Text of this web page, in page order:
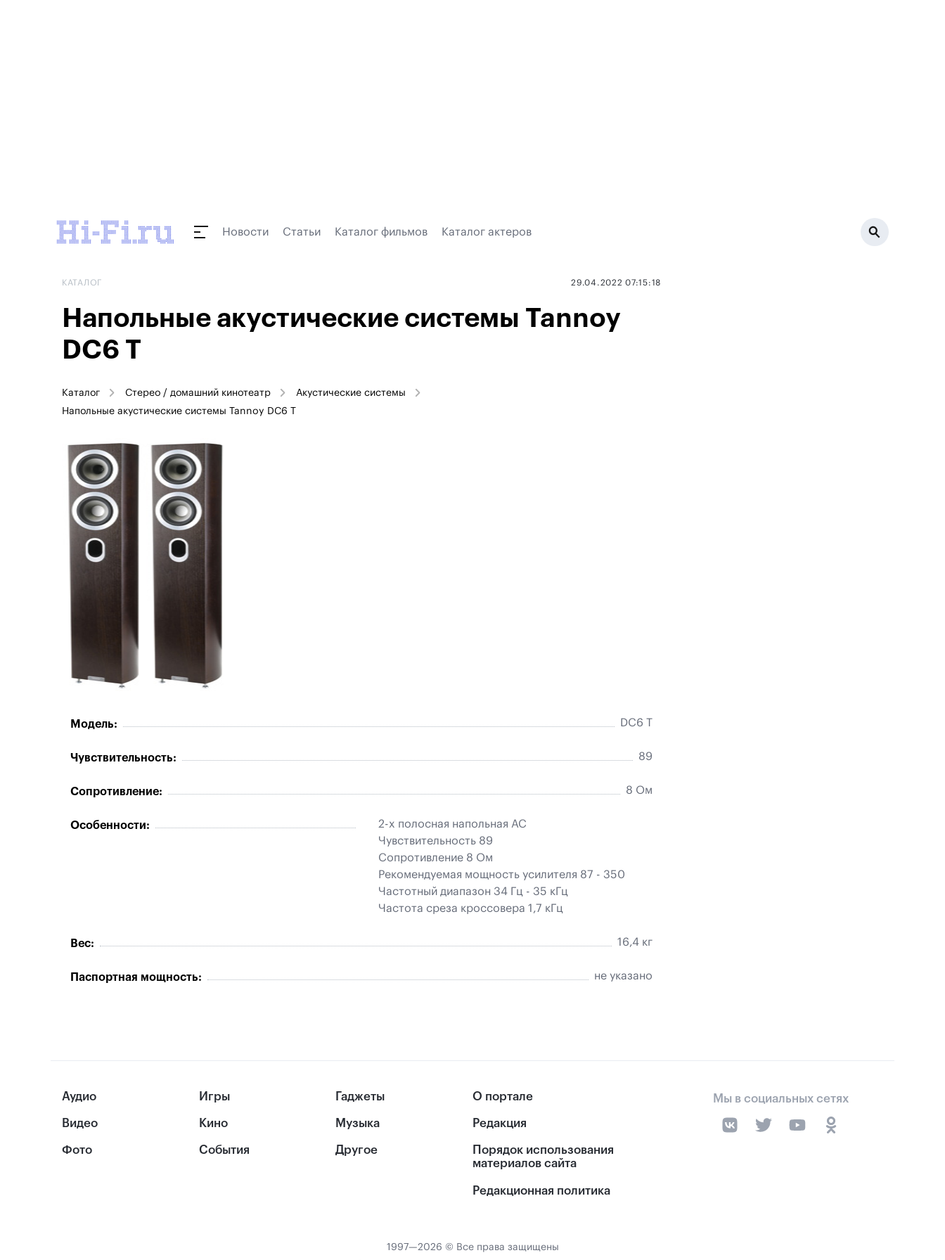
Новости Статьи Каталог фильмов Каталог актеров
КАТАЛОГ 29.04.2022 07:15:18
Напольные акустические системы Tannoy
DC6 T
Каталог Стерео / домашний кинотеатр
Акустические системы
Напольные акустические системы Tannoy DC6 T
Модель: DC6 T
Чувствительность: 89
Сопротивление: 8 Ом
Особенности:
2-x полосная напольная АС
Чувствительность 89
Сопротивление 8 Ом
Рекомендуемая мощность усилителя 87 - 350
Частотный диапазон 34 Гц - 35 кГц
Частота среза кроссовера 1,7 кГц
Вес: 16,4 кг
Паспортная мощность: не указано
Аудио
Видео
Фото
Игры
Кино
События
Гаджеты
Музыка
Другое
О портале
Редакция
Порядок использования
материалов сайта
Редакционная политика
Мы в социальных сетях
1997—2026 © Все права защищены